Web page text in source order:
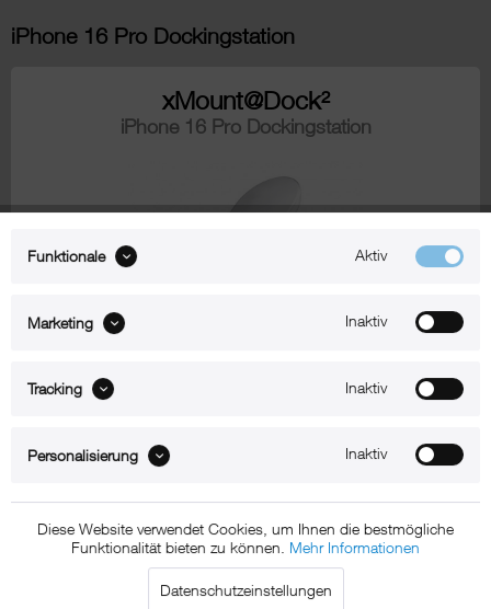
iPhone 16 Pro Dockingstation
xMount@Dock²
iPhone 16 Pro Dockingstation
iPhone 16 Pro Fahrradhalterungen
xMount@Bike
iPhone 16 Pro Fahrradhalterung
Funktionale Aktiv
Marketing Inaktiv
Tracking Inaktiv
Personalisierung Inaktiv
Diese Website verwendet Cookies, um Ihnen die bestmögliche
Funktionalität bieten zu können. Mehr Informationen
Datenschutzeinstellungen